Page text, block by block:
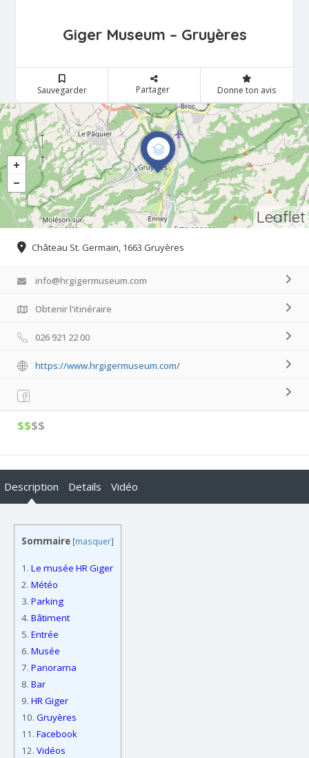
Giger Museum – Gruyères
Sauvegarder Partager Donne ton avis
Leaflet
Château St. Germain, 1663 Gruyères
info@hrgigermuseum.com
Obtenir l'itinéraire
026 921 22 00
https://www.hrgigermuseum.com/
$$$$
Description Details Vidéo
Sommaire [masquer]
1. Le musée HR Giger
2. Météo
3. Parking
4. Bâtiment
5. Entrée
6. Musée
7. Panorama
8. Bar
9. HR Giger
10. Gruyères
11. Facebook
12. Vidéos